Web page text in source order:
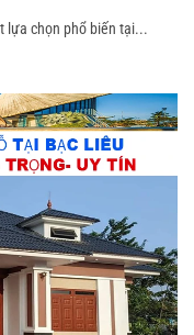
lựa chọn phổ biến tại...